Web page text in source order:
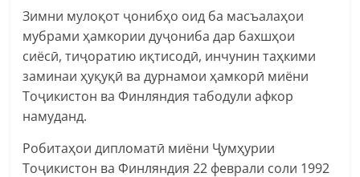
Зимни мулоқот ҷонибҳо оид ба масъалаҳои
мубрами ҳамкории дуҷониба дар бахшҳои
сиёсӣ, тиҷоратию иқтисодӣ, инчунин таҳкими
заминаи ҳуқуқӣ ва дурнамои ҳамкорӣ миёни
Тоҷикистон ва Финляндия табодули афкор
намуданд.
Робитаҳои дипломатӣ миёни Ҷумҳурии
Тоҷикистон ва Финляндия 22 феврали соли 1992